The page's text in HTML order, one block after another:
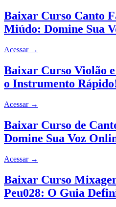
Baixar Curso Canto
Miúdo: Domine Sua
Acessar →
Baixar Curso Violão
o Instrumento
Acessar →
Baixar Curso de
Domine Sua Voz
Acessar →
Baixar Curso
Peu028: O Guia